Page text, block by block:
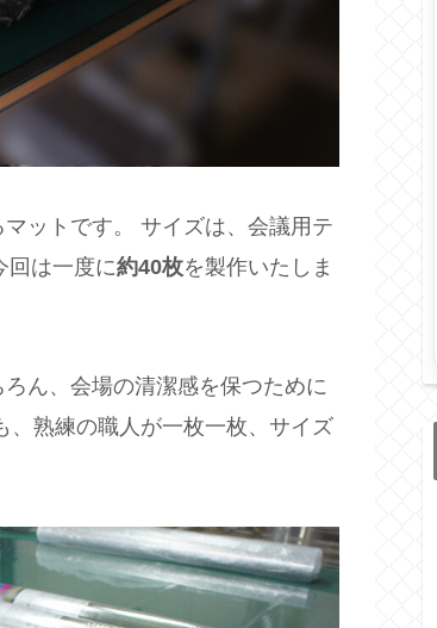
ットです。 サイズは、会議用テ
回は一度に約40枚を製作いたしま
ん、会場の清潔感を保つために
、熟練の職人が一枚一枚、サイズ